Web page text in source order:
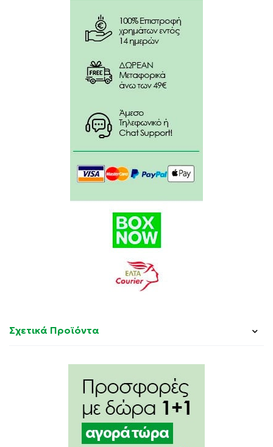
αμυλάση, πρωτεάση, γλυκοαμυλάση, λιπάση,
κυτταρινάση, λακτάση, πηκτινάση). διογκωτικός
παράγοντας: κυτταρίνη, παράγοντας κατά της
Δεν περιέχει γλουτένη ή λακτόζη.
Σχετικά Προϊόντα